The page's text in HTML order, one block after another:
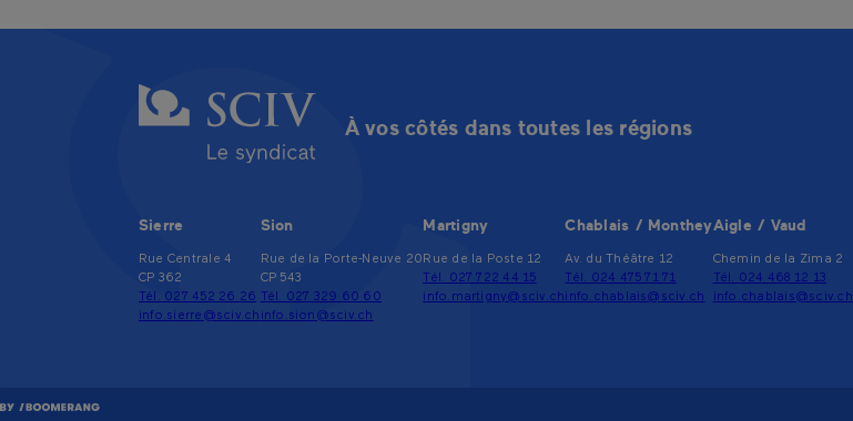
À vos côtés dans toutes les régions
Sierre
Rue Centrale 4
CP 362
Tél. 027 452 26 26
info.sierre@sciv.ch
Sion
Rue de la Porte-Neuve 20
CP 543
Tél. 027 329 60 60
info.sion@sciv.ch
Martigny
Rue de la Poste 12
Tél. 027 722 44 15
info.martigny@sciv.ch
Chablais / Monthey
Av. du Théâtre 12
Tél. 024 475 71 71
info.chablais@sciv.ch
Aigle / Vaud
Chemin de la Zima 2
Tél. 024 468 12 13
info.chablais@sciv.ch